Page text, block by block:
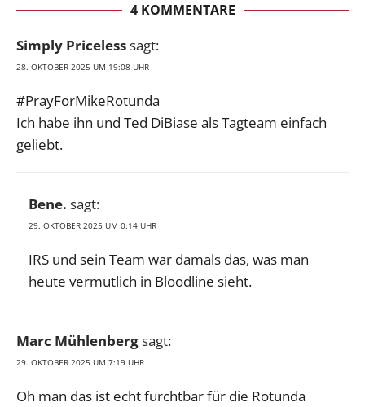
4 KOMMENTARE
Simply Pricelesssagt:
28. OKTOBER 2025 UM 19:08 UHR
#PrayForMikeRotunda
Ich habe ihn und Ted DiBiase als Tagteam einfach
geliebt.
Bene. sagt:
29. OKTOBER 2025 UM 0:14 UHR
IRS und sein Team war damals das, was man
heute vermutlich in Bloodline sieht.
Marc Mühlenbergsagt:
29. OKTOBER 2025 UM 7:19 UHR
Oh man das ist echt furchtbar für die Rotunda